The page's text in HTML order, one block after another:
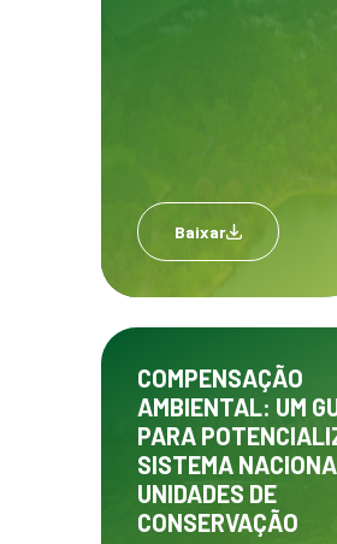
Baixar
COMPENSAÇÃO
AMBIENTAL: UM
PARA
SISTEMA
UNIDADES DE
CONSERVAÇÃO